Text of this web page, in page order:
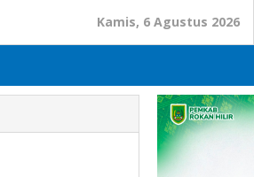
Kamis, 6 Agustus 2026